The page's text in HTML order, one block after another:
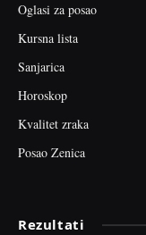
Oglasi za posao
Kursna lista
Sanjarica
Horoskop
Kvalitet zraka
Posao Zenica
Rezultati